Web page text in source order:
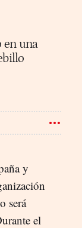
en una
y
será
el